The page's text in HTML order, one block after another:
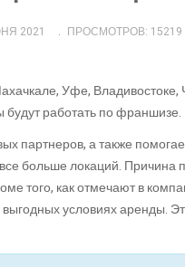
2021 ПРОСМОТРОВ: 15219
Уфе, Владивостоке,
будут работать по франшизе.
партнеров, а также
больше локаций.
того, как отмечают в
условиях аренды.